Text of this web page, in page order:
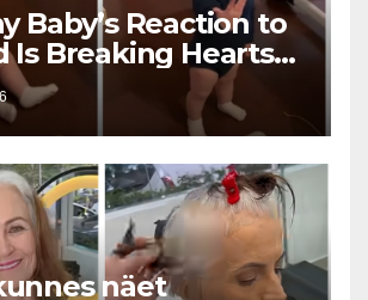
Baby’s Reaction to
Is Breaking Hearts
näet